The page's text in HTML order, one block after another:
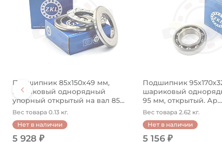
Подшипник 85х150х49 мм,
шариковый однорядный
упорный открытый на вал 85...
Вес товара 0.13 кг.
Нет в наличии
5 928 ₽
Подшипник
шариковый
95 мм, открытый. Ар...
Вес товара 2.62 кг.
Нет в наличии
5 156 ₽